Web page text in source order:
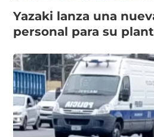
Yazaki lanza una
personal para su